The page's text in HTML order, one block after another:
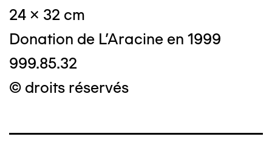
24 x 32 cm
Donation de L'Aracine en 1999
999.85.32
© droits réservés